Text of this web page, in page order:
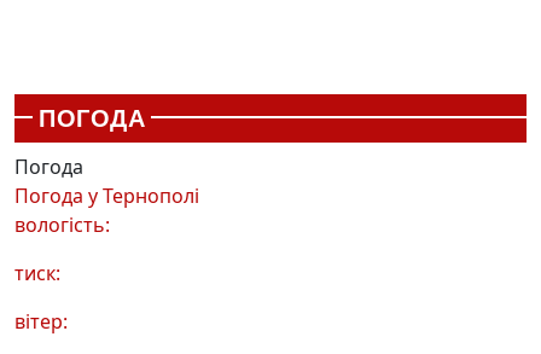
ПОГОДА
Погода
Погода уТернополі
вологість:
тиск:
вітер: